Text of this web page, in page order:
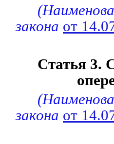
закона от
Статья 3.
закона от